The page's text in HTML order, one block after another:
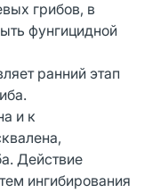
грибов, в
фунгицидной
ранний этап
и к
Действие
ингибирования